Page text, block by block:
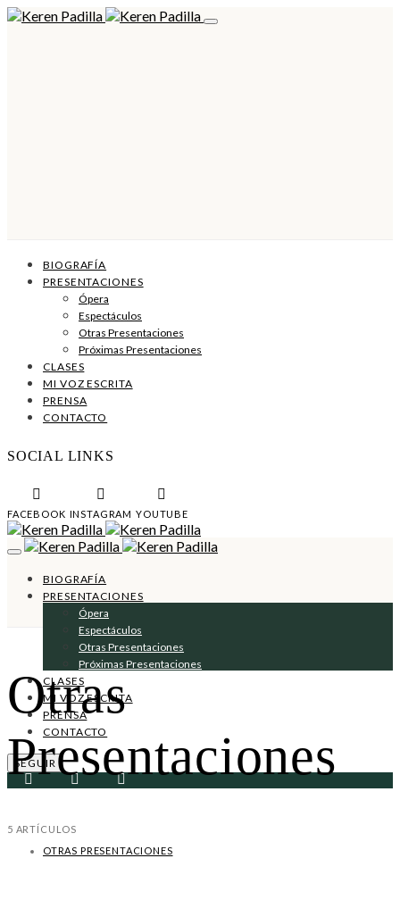
BIOGRAFÍA
PRESENTACIONES
Ópera
Espectáculos
Otras Presentaciones
Próximas Presentaciones
CLASES
MI VOZ ESCRITA
PRENSA
CONTACTO
SOCIAL LINKS
FACEBOOK INSTAGRAM YOUTUBE
BIOGRAFÍA
PRESENTACIONES
Ópera
Espectáculos
Otras Presentaciones
Próximas Presentaciones
CLASES
MI VOZ ESCRITA
PRENSA
CONTACTO
SEGUIR
Otras
Presentaciones
5 ARTÍCULOS
OTRAS PRESENTACIONES